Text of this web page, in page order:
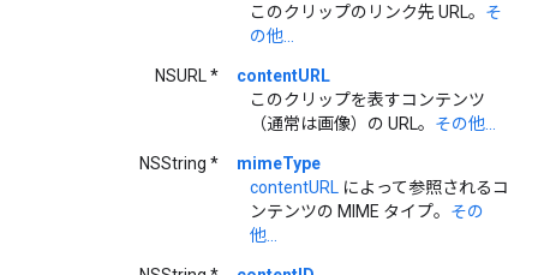
このクリップのリンク先 URL。 そ
の他...
NSURL *
contentURL
このクリップを表すコンテンツ
（通常は画像）の URL。 その他...
NSString *
mimeType
contentURL によって参照されるコ
ンテンツの MIME タイプ。 その
他...